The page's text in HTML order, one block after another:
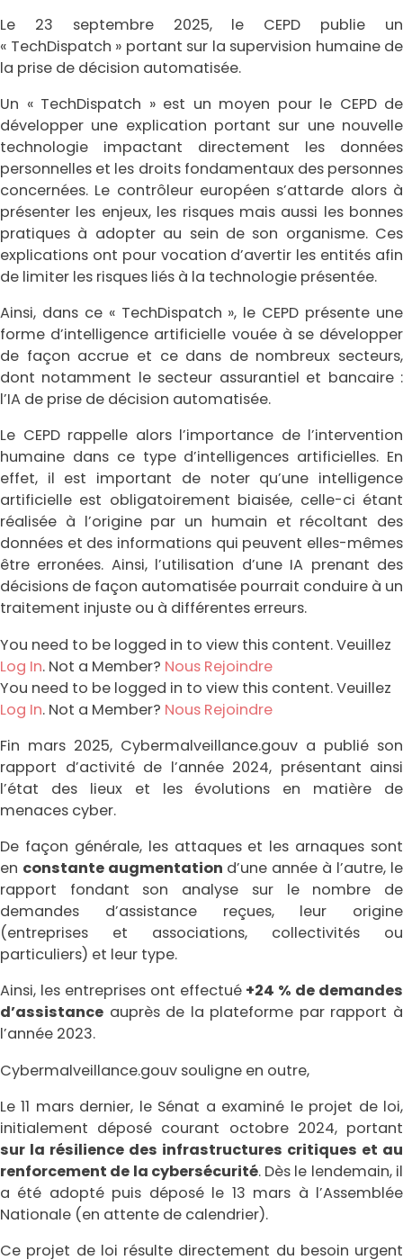
Le 23 septembre 2025, le CEPD publie un
« TechDispatch » portant sur la supervision humaine de
la prise de décision automatisée.
Un « TechDispatch » est un moyen pour le CEPD de
développer une explication portant sur une nouvelle
technologie impactant directement les données
personnelles et les droits fondamentaux des personnes
concernées. Le contrôleur européen s’attarde alors à
présenter les enjeux, les risques mais aussi les bonnes
pratiques à adopter au sein de son organisme. Ces
explications ont pour vocation d’avertir les entités afin
de limiter les risques liés à la technologie présentée.
Ainsi, dans ce « TechDispatch », le CEPD présente une
forme d’intelligence artificielle vouée à se développer
de façon accrue et ce dans de nombreux secteurs,
dont notamment le secteur assurantiel et bancaire :
l’IA de prise de décision automatisée.
Le CEPD rappelle alors l’importance de l’intervention
humaine dans ce type d’intelligences artificielles. En
effet, il est important de noter qu’une intelligence
artificielle est obligatoirement biaisée, celle-ci étant
réalisée à l’origine par un humain et récoltant des
données et des informations qui peuvent elles-mêmes
être erronées. Ainsi, l’utilisation d’une IA prenant des
décisions de façon automatisée pourrait conduire à un
traitement injuste ou à différentes erreurs.
You need to be logged in to view this content. Veuillez
Log In. Not a Member? Nous Rejoindre
You need to be logged in to view this content. Veuillez
Log In. Not a Member? Nous Rejoindre
Fin mars 2025, Cybermalveillance.gouv a publié son
rapport d’activité de l’année 2024, présentant ainsi
l’état des lieux et les évolutions en matière de
menaces cyber.
De façon générale, les attaques et les arnaques sont
en constante augmentation d’une année à l’autre, le
rapport fondant son analyse sur le nombre de
demandes d’assistance reçues, leur origine
(entreprises et associations, collectivités ou
particuliers) et leur type.
Ainsi, les entreprises ont effectué +24 % de demandes
d’assistance auprès de la plateforme par rapport à
l’année 2023.
Cybermalveillance.gouv souligne en outre,
Le 11 mars dernier, le Sénat a examiné le projet de loi,
initialement déposé courant octobre 2024, portant
sur la résilience des infrastructures critiques et au
renforcement de la cybersécurité. Dès le lendemain, il
a été adopté puis déposé le 13 mars à l’Assemblée
Nationale (en attente de calendrier).
Ce projet de loi résulte directement du besoin urgent